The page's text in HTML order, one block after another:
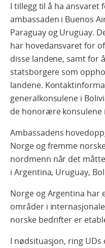
I tillegg til å ha ansvaret
ambassaden i Buenos
Paraguay og Uruguay.
har hovedansvaret for
disse landene, samt for
statsborgere som
landene.
generalkonsulene i
de honorære konsulene
Ambassadens
Norge og fremme
nordmenn når det
i Argentina, Uruguay,
Norge og Argentina har
områder i
norske bedrifter er
I nødsituasjon, ring